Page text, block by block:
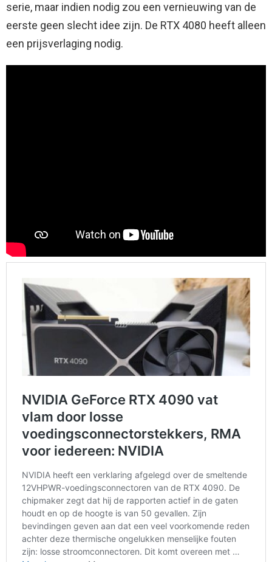
serie, maar indien nodig zou een vernieuwing van de
eerste geen slecht idee zijn. De RTX 4080 heeft alleen
een prijsverlaging nodig.